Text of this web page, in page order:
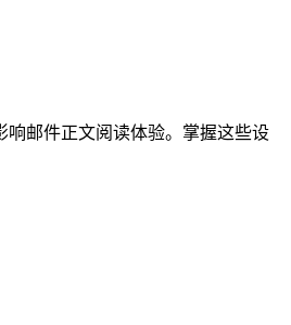
响邮件正文阅读体验。掌握这些设